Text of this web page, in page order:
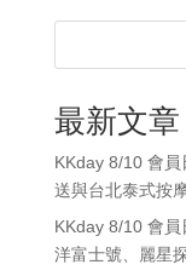
最新文章
KKday 8/10 會
送與台北泰式按
KKday 8/10 會
洋富士號、麗星